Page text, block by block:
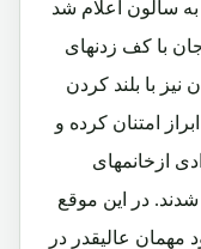
سالون اعلام شد
با کف زدنهای
با بلند کردن
امتنان کرده و
ازخانمهای
در این موقع
مهمان عالیقدر در